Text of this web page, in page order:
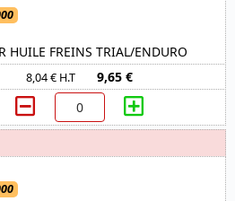
HUILE FREINS TRIAL/ENDURO
8,04 € H.T 9,65 €